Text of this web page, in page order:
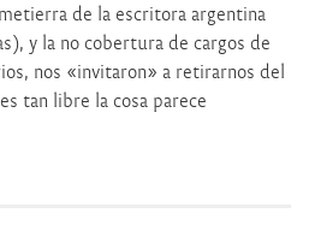
de la escritora argentina
y la no cobertura de cargos de
nos «invitaron» a retirarnos del
tan libre la cosa parece